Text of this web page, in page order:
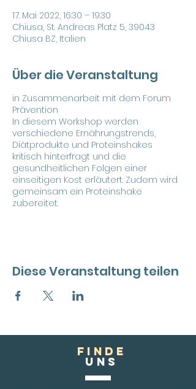
17. Mai 2022, 16:30 – 19:30
Chiusa, St. Andreas Platz 5, 39043
Chiusa BZ, Italien
Über die Veranstaltung
in Zusammenarbeit mit dem Forum
Prävention
In diesem Workshop werden
verschiedene Ernährungstrends,
Diätprodukte und Proteinshakes
kritisch hinterfragt und die
gesundheitlichen Folgen einer
einseitigen Kost erläutert. Zudem wird
gemeinsam ein Proteinshake
zubereitet.
Diese Veranstaltung teilen
FINDE
Uns